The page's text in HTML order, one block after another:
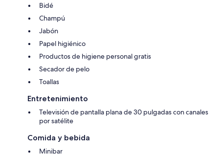
Bidé
Champú
Jabón
Papel higiénico
Productos de higiene personal gratis
Secador de pelo
Toallas
Entretenimiento
Televisión de pantalla plana de 30 pulgadas con canales
por satélite
Comida y bebida
Minibar